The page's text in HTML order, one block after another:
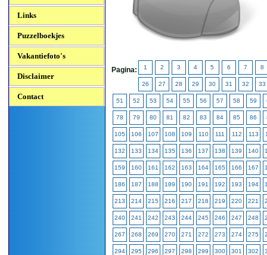
Links
Puzzelboekjes
Vakantiefoto's
Disclaimer
Contact
Pagina: 1 2 3 4 5 6 7 8
26 27 28 29 30 31 32 33
51 52 53 54 55 56 57 58 59
78 79 80 81 82 83 84 85 86
105 106 107 108 109 110 111 112 113
132 133 134 135 136 137 138 139 140
159 160 161 162 163 164 165 166 167
186 187 188 189 190 191 192 193 194
213 214 215 216 217 218 219 220 221
240 241 242 243 244 245 246 247 248
267 268 269 270 271 272 273 274 275
294 295 296 297 298 299 300 301 302